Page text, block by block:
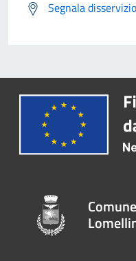
Segnala disservizio